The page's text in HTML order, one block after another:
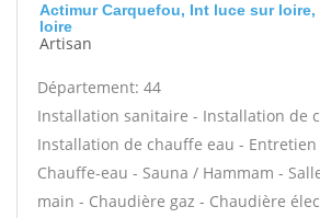
Actimur Carquefou, Int luce sur
loire
Artisan
Département: 44
Installation sanitaire - Installation de
Installation de chauffe eau -
Chauffe-eau - Sauna / Hammam -
main - Chaudière gaz - Chaudière